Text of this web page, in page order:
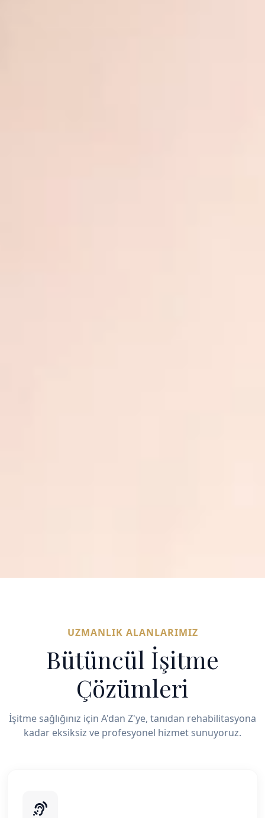
UZMANLIK ALANLARIMIZ
Bütüncül İşitme
Çözümleri
İşitme sağlığınız için A'dan Z'ye, tanıdan rehabilitasyona
kadar eksiksiz ve profesyonel hizmet sunuyoruz.